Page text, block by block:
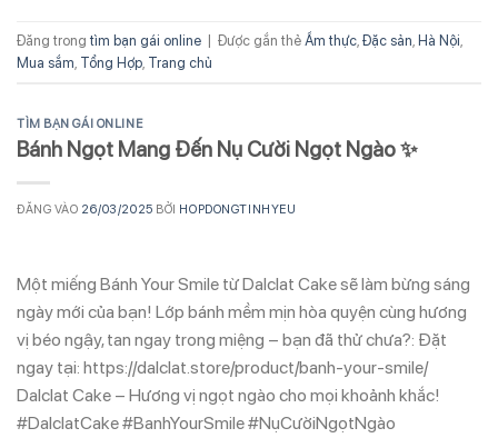
Đăng trong tìm bạn gái online | Được gắn thẻ Ẩm thực Đặc sản Hà Nội
Mua sắm Tổng Hợp Trang chủ
TÌM BẠN GÁI ONLINE
Bánh Ngọt Mang Đến Nụ Cười Ngọt Ngào ✨
ĐĂNG VÀO 26/03/2025 BỞI HOPDONGTINHYEU
Một miếng Bánh Your Smile từ Dalclat Cake sẽ làm bừng sáng
ngày mới của bạn! Lớp bánh mềm mịn hòa quyện cùng hương
vị béo ngậy, tan ngay trong miệng – bạn đã thử chưa?: Đặt
ngay tại: https://dalclat.store/product/banh-your-smile/
Dalclat Cake – Hương vị ngọt ngào cho mọi khoảnh khắc!
#DalclatCake #BanhYourSmile #NụCườiNgọtNgào